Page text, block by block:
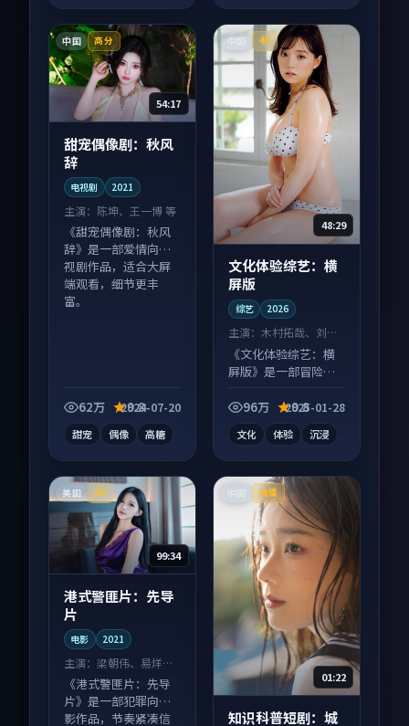
中国 高分
54:17
甜宠偶像剧：秋风
辞
电视剧 2021
主演： 陈坤、王一博 等
《甜宠偶像剧：秋风
辞》是一部爱情向电
视剧作品，适合大屏
端观看，细节更丰
富。
62万 9.8
2024-07-20
甜宠 偶像 高糖
中国 4K
48:29
文化体验综艺：横
屏版
综艺 2026
主演：木村拓哉、刘亦
菲 等
《文化体验综艺：横
屏版》是一部冒险向
别错过，字幕区常有
96万 9.8
2025-01-28
文化 体验 沉浸
美国 4K
99:34
港式警匪片：先导
片
电影 2021
主演： 梁朝伟、易烊千
玺 等
《港式警匪片：先导
片》是一部犯罪向电
影作品，节奏紧凑信
独播
01:22
知识科普短剧：城